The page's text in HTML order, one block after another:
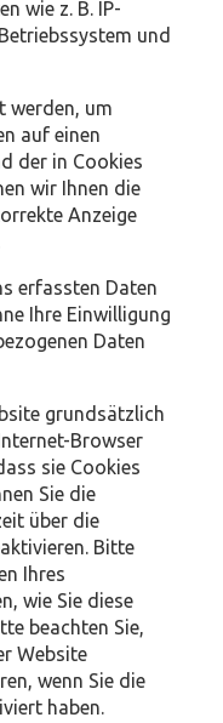
wie z. B. IP-
und
werden, um
auf einen
der in Cookies
wir Ihnen die
Anzeige
erfassten Daten
Ihre Einwilligung
Daten
grundsätzlich
Browser
sie Cookies
Sie die
über die
Bitte
Ihres
wie Sie diese
beachten Sie,
Website
wenn Sie die
haben.